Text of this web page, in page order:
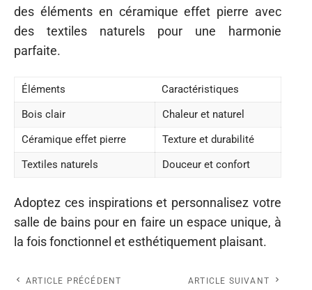
des éléments en céramique effet pierre avec
des textiles naturels pour une harmonie
parfaite.
Éléments
Caractéristiques
Bois clair
Chaleur et naturel
Céramique effet pierre
Texture et durabilité
Textiles naturels
Douceur et confort
Adoptez ces inspirations et personnalisez votre
salle de bains pour en faire un espace unique, à
la fois fonctionnel et esthétiquement plaisant.
ARTICLE PRÉCÉDENT ARTICLE SUIVANT